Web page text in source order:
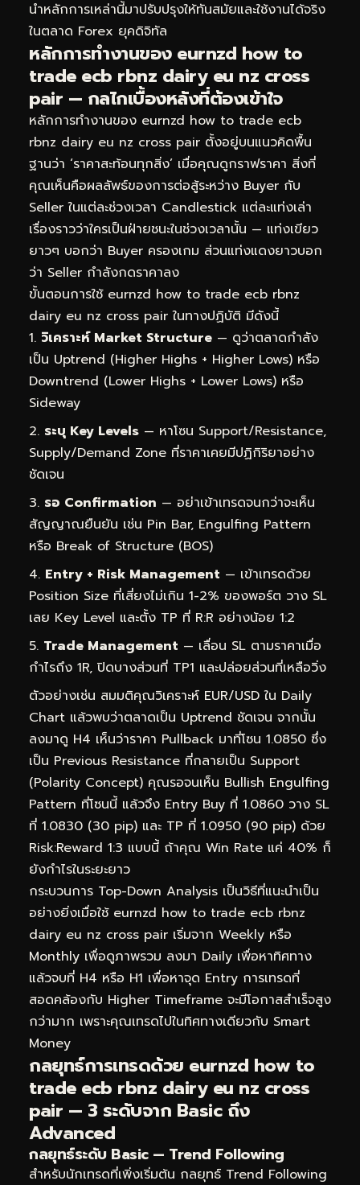
นำหลักการเหล่านี้มาปรับปรุงให้ทันสมัยและใช้งานได้จริง
ในตลาด Forex ยุคดิจิทัล
หลักการทำงานของ eurnzd how to
trade ecb rbnz dairy eu nz cross
pair — กลไกเบื้องหลังที่ต้องเข้าใจ
หลักการทำงานของ eurnzd how to trade ecb
rbnz dairy eu nz cross pair ตั้งอยู่บนแนวคิดพื้น
ฐานว่า ‘ราคาสะท้อนทุกสิ่ง’ เมื่อคุณดูกราฟราคา สิ่งที่
คุณเห็นคือผลลัพธ์ของการต่อสู้ระหว่าง Buyer กับ
Seller ในแต่ละช่วงเวลา Candlestick แต่ละแท่งเล่า
เรื่องราวว่าใครเป็นฝ่ายชนะในช่วงเวลานั้น — แท่งเขียว
ยาวๆ บอกว่า Buyer ครองเกม ส่วนแท่งแดงยาวบอก
ว่า Seller กำลังกดราคาลง
ขั้นตอนการใช้ eurnzd how to trade ecb rbnz
dairy eu nz cross pair ในทางปฏิบัติ มีดังนี้
วิเคราะห์ Market Structure — ดูว่าตลาดกำลัง
เป็น Uptrend (Higher Highs + Higher Lows) หรือ
Downtrend (Lower Highs + Lower Lows) หรือ
Sideway
ระบุ Key Levels — หาโซน Support/Resistance,
Supply/Demand Zone ที่ราคาเคยมีปฏิกิริยาอย่าง
ชัดเจน
รอ Confirmation — อย่าเข้าเทรดจนกว่าจะเห็น
สัญญาณยืนยัน เช่น Pin Bar, Engulfing Pattern
หรือ Break of Structure (BOS)
Entry + Risk Management — เข้าเทรดด้วย
Position Size ที่เสี่ยงไม่เกิน 1-2% ของพอร์ต วาง SL
เลย Key Level และตั้ง TP ที่ R:R อย่างน้อย 1:2
Trade Management — เลื่อน SL ตามราคาเมื่อ
กำไรถึง 1R, ปิดบางส่วนที่ TP1 และปล่อยส่วนที่เหลือวิ่ง
ตัวอย่างเช่น สมมติคุณวิเคราะห์ EUR/USD ใน Daily
Chart แล้วพบว่าตลาดเป็น Uptrend ชัดเจน จากนั้น
ลงมาดู H4 เห็นว่าราคา Pullback มาที่โซน 1.0850 ซึ่ง
เป็น Previous Resistance ที่กลายเป็น Support
(Polarity Concept) คุณรอจนเห็น Bullish Engulfing
Pattern ที่โซนนี้ แล้วจึง Entry Buy ที่ 1.0860 วาง SL
ที่ 1.0830 (30 pip) และ TP ที่ 1.0950 (90 pip) ด้วย
Risk:Reward 1:3 แบบนี้ ถ้าคุณ Win Rate แค่ 40% ก็
ยังกำไรในระยะยาว
กระบวนการ Top-Down Analysis เป็นวิธีที่แนะนำเป็น
อย่างยิ่งเมื่อใช้ eurnzd how to trade ecb rbnz
dairy eu nz cross pair เริ่มจาก Weekly หรือ
Monthly เพื่อดูภาพรวม ลงมา Daily เพื่อหาทิศทาง
แล้วจบที่ H4 หรือ H1 เพื่อหาจุด Entry การเทรดที่
สอดคล้องกับ Higher Timeframe จะมีโอกาสสำเร็จสูง
กว่ามาก เพราะคุณเทรดไปในทิศทางเดียวกับ Smart
Money
กลยุทธ์การเทรดด้วย eurnzd how to
trade ecb rbnz dairy eu nz cross
pair — 3 ระดับจาก Basic ถึง
Advanced
กลยุทธ์ระดับ Basic — Trend Following
สำหรับนักเทรดที่เพิ่งเริ่มต้น กลยุทธ์ Trend Following